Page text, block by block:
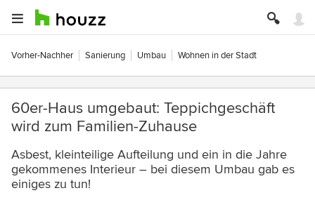
Vorher-Nachher Sanierung Umbau Wohnen in der Stadt
60er-Haus umgebaut: Teppichgeschäft
wird zum Familien-Zuhause
Asbest, kleinteilige Aufteilung und ein in die Jahre
gekommenes Interieur – bei diesem Umbau gab es
einiges zu tun!